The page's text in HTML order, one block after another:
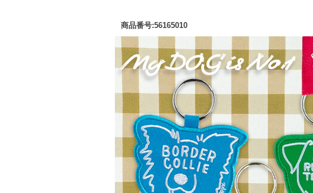
商品番号:56165010